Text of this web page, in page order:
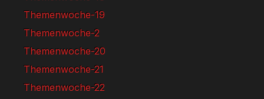
Themenwoche-19
Themenwoche-2
Themenwoche-20
Themenwoche-21
Themenwoche-22